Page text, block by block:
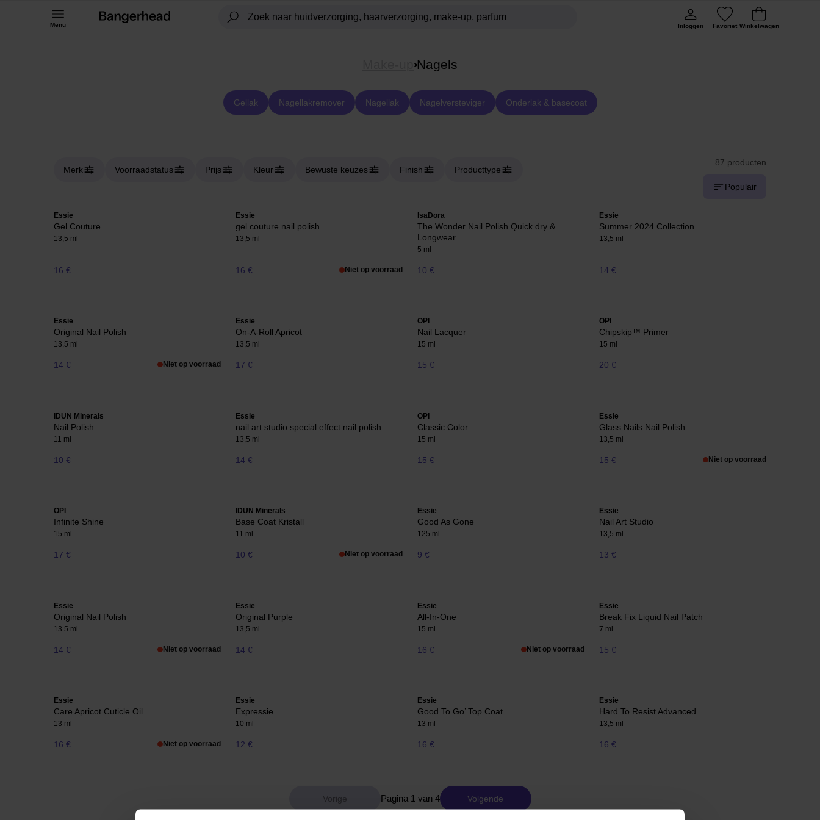
Menu Inloggen Favoriet Winkelwagen
Nagels
Gellak Nagellakremover Nagellak Nagelversteviger Onderlak & basecoat
Merk Voorraadstatus Prijs Kleur Bewuste keuzes Finish Producttype
87 producten
Populair
Essie
Gel Couture
13,5 ml
16 €
Essie
gel couture nail polish
13,5 ml
16 € Niet op voorraad
IsaDora
The Wonder Nail Polish Quick dry &
Longwear
5 ml
10 €
Essie
Summer 2024 Collection
13,5 ml
14 €
Essie
Original Nail Polish
13,5 ml
14 € Niet op voorraad
Essie
On-A-Roll Apricot
13,5 ml
17 €
OPI
Nail Lacquer
15 ml
15 €
OPI
Chipskip™ Primer
15 ml
20 €
IDUN Minerals
Nail Polish
11 ml
10 €
Essie
nail art studio special effect nail polish
13,5 ml
14 €
OPI
Classic Color
15 ml
15 €
Essie
Glass Nails Nail Polish
13,5 ml
15 € Niet op voorraad
OPI
Infinite Shine
15 ml
17 €
IDUN Minerals
Base Coat Kristall
11 ml
10 € Niet op voorraad
Essie
Good As Gone
125 ml
9 €
Essie
Nail Art Studio
13,5 ml
13 €
Essie
Original Nail Polish
13.5 ml
14 € Niet op voorraad
Essie
Original Purple
13,5 ml
14 €
Essie
All-In-One
15 ml
16 € Niet op voorraad
Essie
Break Fix Liquid Nail Patch
7 ml
15 €
Essie
Care Apricot Cuticle Oil
13 ml
16 € Niet op voorraad
Essie
Expressie
10 ml
12 €
Essie
Good To Go’ Top Coat
13 ml
16 €
Essie
Hard To Resist Advanced
13,5 ml
16 €
Pagina 1 van 4 Volgende